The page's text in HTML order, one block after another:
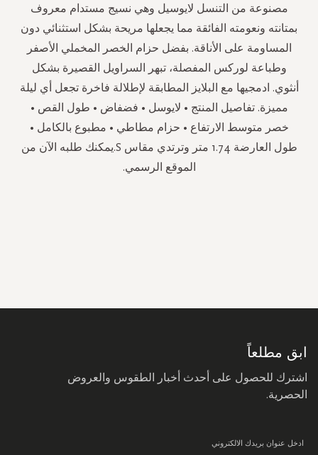
مصنوعة من التنسل لايوسيل وهي نسيج مستدام معروف
بمتانته ونعومته الفائقة مما يجعلها مريحة بشكل استثنائي دون
المساومة على الأناقة. بفضل حزام الخصر المخملي الأصفر
وطباعة لوركس المفصلة، تبهر السراويل القصيرة بشكل
أنثوي. ادمجيها مع البلايز المطابقة لإطلالة فاخرة تجعل أي ليلة
مميزة. تفاصيل المنتج • لايوسل • فضفاض • طول القص •
خصر متوسط الارتفاع • حزام مطاطي • مطبوع بالكامل •
طول العارضة 1.74 متر وترتدي مقاس S.يمكنك طلبه الآن من
الموقع الرسمي.
ابق مطلعاً
اشترك للحصول على أحدث أخبار الطقوس والعروض
الحصرية.